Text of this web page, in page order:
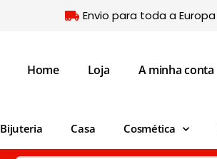
Envio para toda a Europa
Home Loja A minha conta
Bijuteria Casa Cosmética